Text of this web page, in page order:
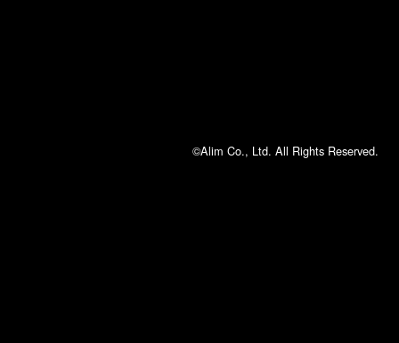
©Alim Co., Ltd. All Rights Reserved.